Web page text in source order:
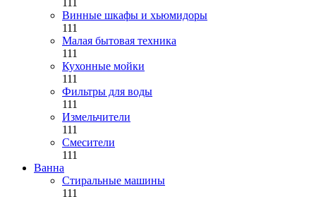
Винные шкафы и хьюмидоры
111
Малая бытовая техника
111
Кухонные мойки
111
Фильтры для воды
111
Измельчители
111
Смесители
111
Ванна
Стиральные машины
111